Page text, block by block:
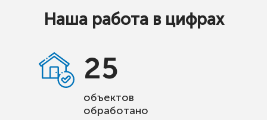
Наша работа в цифрах
25
объектов
обработано